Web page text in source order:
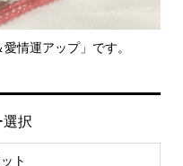
情運アップ」です。
選択
ト